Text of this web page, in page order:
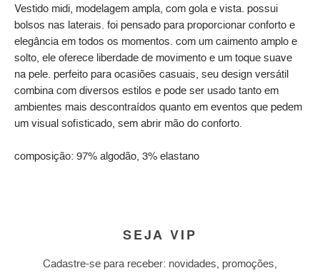
Vestido midi, modelagem ampla, com gola e vista. possui
bolsos nas laterais. foi pensado para proporcionar conforto e
elegância em todos os momentos. com um caimento amplo e
solto, ele oferece liberdade de movimento e um toque suave
na pele. perfeito para ocasiões casuais, seu design versátil
combina com diversos estilos e pode ser usado tanto em
ambientes mais descontraídos quanto em eventos que pedem
um visual sofisticado, sem abrir mão do conforto.
composição: 97% algodão, 3% elastano
SEJA VIP
Cadastre-se para receber: novidades, promoções,